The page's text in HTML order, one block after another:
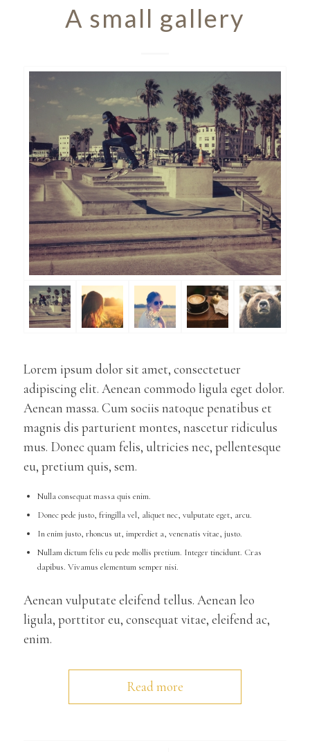
A small gallery
Lorem ipsum dolor sit amet, consectetuer
adipiscing elit. Aenean commodo ligula eget dolor.
Aenean massa. Cum sociis natoque penatibus et
magnis dis parturient montes, nascetur ridiculus
mus. Donec quam felis, ultricies nec, pellentesque
eu, pretium quis, sem.
Nulla consequat massa quis enim.
Donec pede justo, fringilla vel, aliquet nec, vulputate eget, arcu.
In enim justo, rhoncus ut, imperdiet a, venenatis vitae, justo.
Nullam dictum felis eu pede mollis pretium. Integer tincidunt. Cras
dapibus. Vivamus elementum semper nisi.
Aenean vulputate eleifend tellus. Aenean leo
ligula, porttitor eu, consequat vitae, eleifend ac,
enim.
Read more